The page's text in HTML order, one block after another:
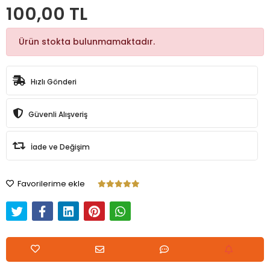
100,00 TL
Ürün stokta bulunmamaktadır.
Hızlı Gönderi
Güvenli Alışveriş
İade ve Değişim
Favorilerime ekle